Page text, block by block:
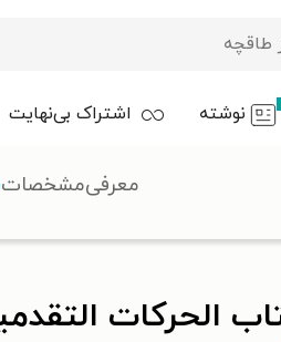
نوشته اشتراک بی‌نهایت
الحرکات
معرفیمشخصات